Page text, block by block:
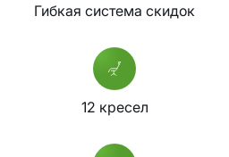
Гибкая система скидок
12 кресел